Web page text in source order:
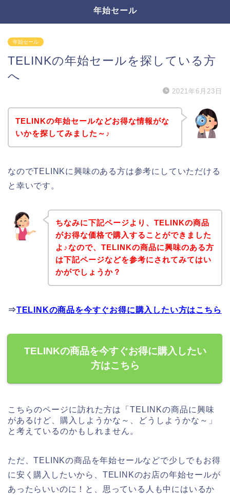
年始セール
年始セール
TELINKの年始セールを探している方
へ
2021年6月23日
TELINKの年始セールなどお得な情報がな
いかを探してみました～♪
なのでTELINKに興味のある方は参考にしていただける
と幸いです。
ちなみに下記ページより、TELINKの商品
がお得な価格で購入することができました
よ♪なので、TELINKの商品に興味のある方
は下記ページなどを参考にされてみてはい
かがでしょうか？
⇒TELINKの商品を今すぐお得に購入したい方はこちら
TELINKの商品を今すぐお得に購入したい
方はこちら
こちらのページに訪れた方は「TELINKの商品に興味
があるけど、購入しようかな～、どうしようかな～」
と考えているのかもしれません。
ただ、TELINKの商品を年始セールなどで少しでもお得
に安く購入したいから、TELINKのお店の年始セールが
あったらいいのに！と、思っている人も中にはいるか